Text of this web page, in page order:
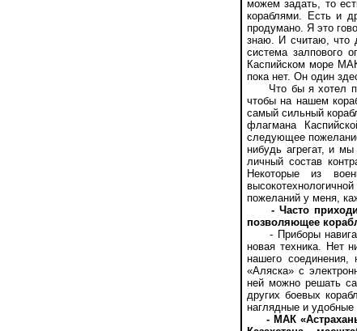
можем задать, то
кораблями. Есть и
продумано. Я это
знаю. И считаю, что
система залпового
Каспийском море
пока нет. Он один
Что бы я хотел
чтобы на нашем
самый сильный
флагмана
следующее
нибудь агрегат, и
личный состав
Некоторые из
пожеланий у меня,
- Часто
позволяющее
- Приборы
новая техника. Нет
нашего
«Аляска» с
ней можно решать
других боевых
наглядные и удобные
- МАК